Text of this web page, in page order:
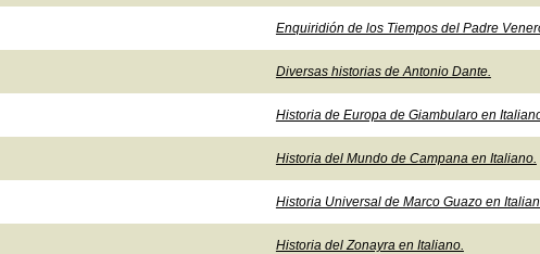
Enquiridión de los Tiempos del Padre
Diversas historias de Antonio Dante.
Historia de Europa de Giambularo en
Historia del Mundo de Campana en Italiano.
Historia Universal de Marco Guazo en
Historia del Zonayra en Italiano.